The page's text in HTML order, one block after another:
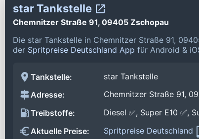
star Tankstelle
Chemnitzer Straße 91, 09405 Zschopau
Die star Tankstelle in Chemnitzer Straße 91,
der Spritpreise Deutschland App für Android &
Tankstelle:
star Tankstelle
Adresse:
Chemnitzer Straße 91,
Treibstoffe:
Diesel ✅, Super E10 ✅,
Aktuelle Preise:
Spritpreise Deutschland